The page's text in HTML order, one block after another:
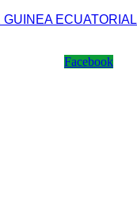
ECUATORIAL
Facebook